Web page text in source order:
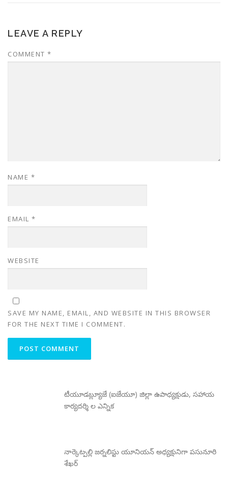
LEAVE A REPLY
COMMENT *
NAME *
EMAIL *
WEBSITE
SAVE MY NAME, EMAIL, AND WEBSITE IN THIS BROWSER
FOR THE NEXT TIME I COMMENT.
టీయూడబ్ల్యూజే (ఐజేయూ) జిల్లా ఉపాధ్యక్షుడు, సహాయ
కార్యదర్శి ల ఎన్నిక
నార్కెట్పల్లి జర్నలిస్టు యూనియన్ అధ్యక్షునిగా పసునూరి
శేఖర్